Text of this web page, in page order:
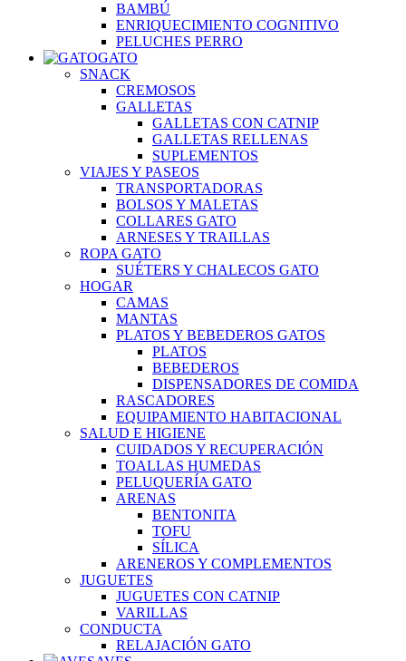
BAMBÚ
ENRIQUECIMIENTO COGNITIVO
PELUCHES PERRO
GATO
SNACK
CREMOSOS
GALLETAS
GALLETAS CON CATNIP
GALLETAS RELLENAS
SUPLEMENTOS
VIAJES Y PASEOS
TRANSPORTADORAS
BOLSOS Y MALETAS
COLLARES GATO
ARNESES Y TRAILLAS
ROPA GATO
SUÉTERS Y CHALECOS GATO
HOGAR
CAMAS
MANTAS
PLATOS Y BEBEDEROS GATOS
PLATOS
BEBEDEROS
DISPENSADORES DE COMIDA
RASCADORES
EQUIPAMIENTO HABITACIONAL
SALUD E HIGIENE
CUIDADOS Y RECUPERACIÓN
TOALLAS HUMEDAS
PELUQUERÍA GATO
ARENAS
BENTONITA
TOFU
SÍLICA
ARENEROS Y COMPLEMENTOS
JUGUETES
JUGUETES CON CATNIP
VARILLAS
CONDUCTA
RELAJACIÓN GATO